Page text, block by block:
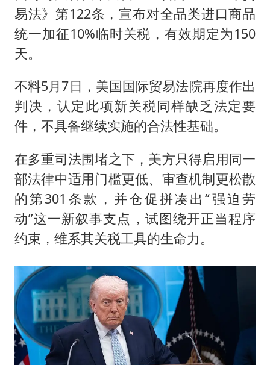
易法》第122条，宣布对全品类进口商品
统一加征10%临时关税，有效期定为150
天。
不料5月7日，美国国际贸易法院再度作出
判决，认定此项新关税同样缺乏法定要
件，不具备继续实施的合法性基础。
在多重司法围堵之下，美方只得启用同一
部法律中适用门槛更低、审查机制更松散
的第301条款，并仓促拼凑出“强迫劳
动”这一新叙事支点，试图绕开正当程序
约束，维系其关税工具的生命力。